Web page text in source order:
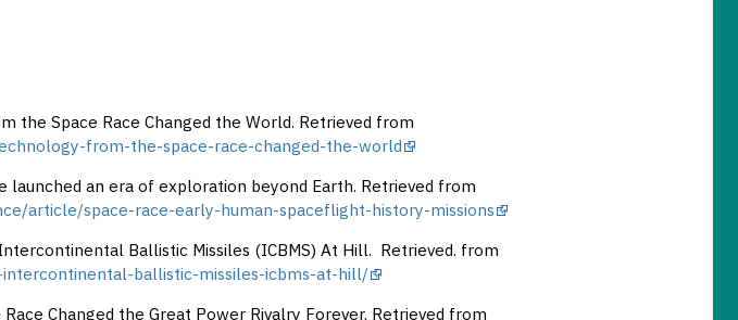
the Space Race Changed the World. Retrieved from
from-the-space-race-changed-the-world
launched an era of exploration beyond Earth. Retrieved from
article/space-race-early-human-spaceflight-history-missions
Ballistic Missiles (ICBMS) At Hill. Retrieved. from
ballistic-missiles-icbms-at-hill/